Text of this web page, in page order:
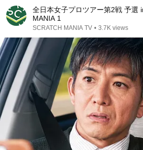
全日本女子プロツアー第2戦 予選
MANIA 1
SCRATCH MANIA TV • 3.7K views